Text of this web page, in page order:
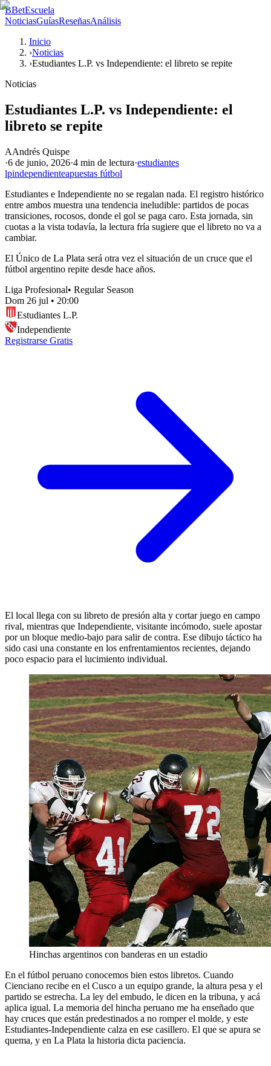
BBetEscuela
NoticiasGuíasReseñasAnálisis
Inicio
›Noticias
›Estudiantes L.P. vs Independiente: el libreto se repite
Noticias
Estudiantes L.P. vs Independiente: el
libreto se repite
AAndrés Quispe
·6 de junio, 2026·4 min de lectura·estudiantes
lpindependienteapuestas fútbol
Estudiantes e Independiente no se regalan nada. El registro histórico
entre ambos muestra una tendencia ineludible: partidos de pocas
transiciones, rocosos, donde el gol se paga caro. Esta jornada, sin
cuotas a la vista todavía, la lectura fría sugiere que el libreto no va a
cambiar.
El Único de La Plata será otra vez el situación de un cruce que el
fútbol argentino repite desde hace años.
Liga Profesional• Regular Season
Dom 26 jul • 20:00
Estudiantes L.P.
Independiente
Registrarse Gratis
El local llega con su libreto de presión alta y cortar juego en campo
rival, mientras que Independiente, visitante incómodo, suele apostar
por un bloque medio-bajo para salir de contra. Ese dibujo táctico ha
sido casi una constante en los enfrentamientos recientes, dejando
poco espacio para el lucimiento individual.
Hinchas argentinos con banderas en un estadio
En el fútbol peruano conocemos bien estos libretos. Cuando
Cienciano recibe en el Cusco a un equipo grande, la altura pesa y el
partido se estrecha. La ley del embudo, le dicen en la tribuna, y acá
aplica igual. La memoria del hincha peruano me ha enseñado que
hay cruces que están predestinados a no romper el molde, y este
Estudiantes-Independiente calza en ese casillero. El que se apura se
quema, y en La Plata la historia dicta paciencia.